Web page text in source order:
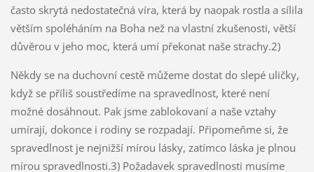
často skrytá nedostatečná víra, která by naopak rostla a sílila
větším spoléháním na Boha než na vlastní zkušenosti, větší
důvěrou v jeho moc, která umí překonat naše strachy.2)
Někdy se na duchovní cestě můžeme dostat do slepé uličky,
když se příliš soustředíme na spravedlnost, které není
možné dosáhnout. Pak jsme zablokovaní a naše vztahy
umírají, dokonce i rodiny se rozpadají. Připomeňme si, že
spravedlnost je nejnižší mírou lásky, zatímco láska je plnou
mírou spravedlnosti.3) Požadavek spravedlnosti musíme